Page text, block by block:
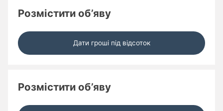
Розмістити об’яву
Дати гроші під відсоток
Розмістити об’яву